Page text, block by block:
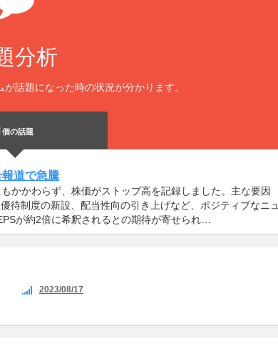
分析
話題になった時の状況が分かります。
個の話題
道で急騰
かかわらず、株価がストップ高を記録しました。主な要因
待制度の新設、配当性向の引き上げなど、ポジティブなニュ
が約2倍に希釈されるとの期待が寄せられ…
2023/08/17